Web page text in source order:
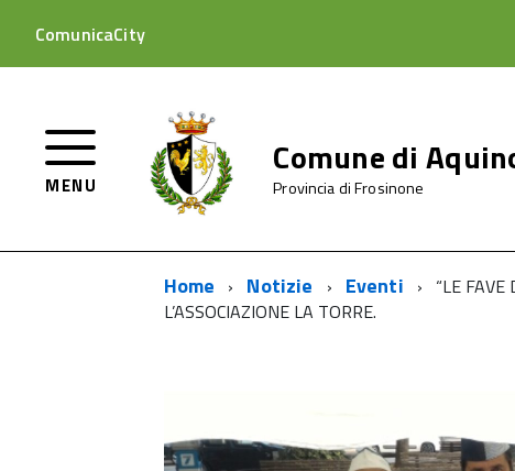
ComunicaCity
MENU
Comune di
Provincia di Frosinone
Home Notizie Eventi
“LE FAVE
L’ASSOCIAZIONE LA TORRE.